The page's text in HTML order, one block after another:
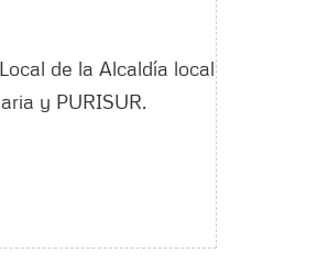
de la Alcaldía local
y PURISUR.